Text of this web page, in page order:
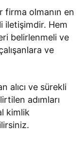
firma olmanın en
iletişimdir. Hem
belirlenmeli ve
ve
alıcı ve sürekli
adımları
kimlik